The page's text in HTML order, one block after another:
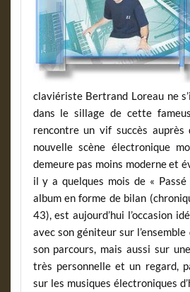
claviériste Bertrand Loreau ne
dans le sillage de cette
rencontre un vif succès auprès
nouvelle scène électronique
demeure pas moins moderne et
il y a quelques mois de « Passé
album en forme de bilan
43), est aujourd’hui l’occasion
avec son géniteur sur
son parcours, mais aussi sur
très personnelle et un regard,
sur les musiques électroniques